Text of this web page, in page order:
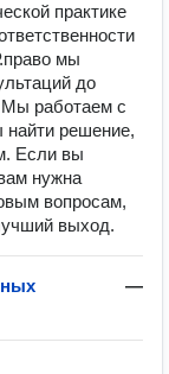
практике
мы
до
работаем с
решение,
Если вы
нужна
вопросам,
выход.
—